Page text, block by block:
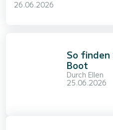
26.06.2026
So finden
Boot
Durch Ellen
25.06.2026